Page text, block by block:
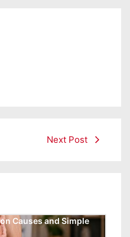
Next Post
Causes and Simple